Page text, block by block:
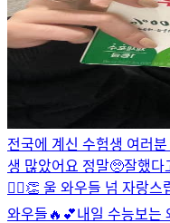
전국에 계신 수험생 여러
생 많았어요 정말🥺잘했다
🙆‍♀️👏 울 와우들 넘 자랑
와우들🔥💕내일 수능보는